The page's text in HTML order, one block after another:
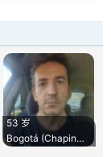
53 岁
Bogotá (Chapinero)